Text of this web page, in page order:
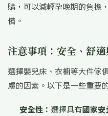
購，可以減輕孕晚期的負擔
備。
注意事項：安全、舒
選擇嬰兒床、衣櫥等大件傢
慮的因素。以下是一些重要
安全性： 選擇具有國家